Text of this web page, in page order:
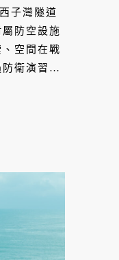
子灣隧道
防空設施
空間在戰
衛演習、